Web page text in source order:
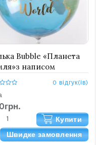
Bubble «Планета
написом
0 відгук(ів)
Купити
Швидке замовлення